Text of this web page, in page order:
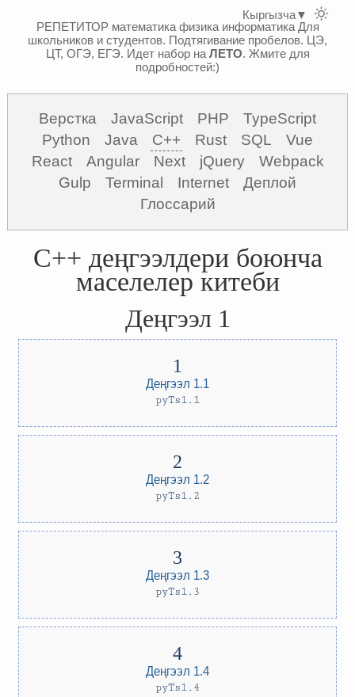
РЕПЕТИТОР математика физика информатикаДля
школьников и студентов. Подтягивание пробелов. ЦЭ,
ЦТ, ОГЭ, ЕГЭ. Идет набор на ЛЕТО. Жмите для
подробностей:)
Верстка JavaScript PHP
TypeScript
Python
Java C++ Rust SQL
Vue
React
Angular Next jQuery
Webpack
Gulp
Terminal Internet
Деплой
Глоссарий
C++ деңгээлдери боюнча
маселелер китеби
Деңгээл 1
Деңгээл 1.1
pyTs1.1
Деңгээл 1.2
pyTs1.2
Деңгээл 1.3
pyTs1.3
Деңгээл 1.4
pyTs1.4
Кыргызча▼